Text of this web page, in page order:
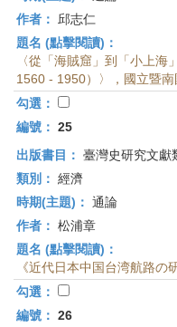
作者：
邱志仁
題名 (點擊閱讀)：
〈從「海賊窟」到「小上
1560 - 1950）〉，國立暨南
勾選：
編號： 25
出版書目： 臺灣史研究文獻
類別： 經濟
時期(主題)： 通論
作者： 松浦章
題名 (點擊閱讀)：
《近代日本中国台湾航路の
勾選：
編號： 26